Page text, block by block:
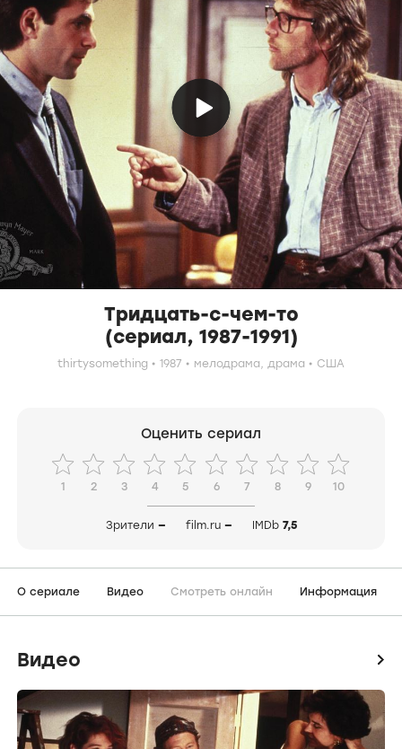
Тридцать-с-чем-то
(сериал, 1987-1991)
thirtysomething 1987 мелодрама, драма США
Оценить сериал
1 2 3 4 5 6 7 8 9 10
Зрители — film.ru — IMDb 7,5
О сериале Видео Смотреть онлайн Информация
Видео icon